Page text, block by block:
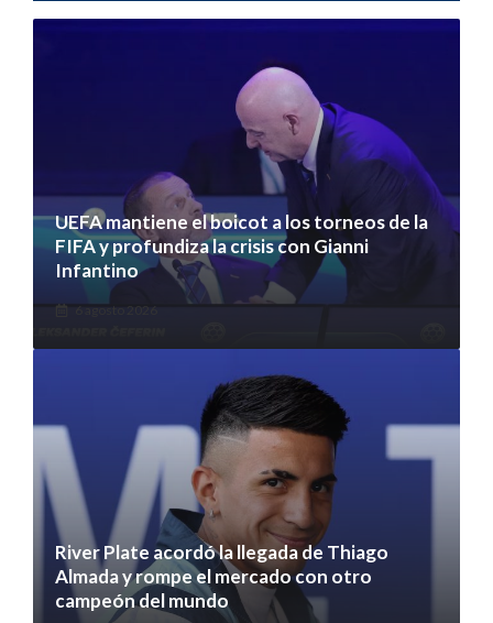
UEFA mantiene el boicot a los torneos de la
FIFA y profundiza la crisis con Gianni
Infantino
6 agosto 2026
River Plate acordó la llegada de Thiago
Almada y rompe el mercado con otro
campeón del mundo